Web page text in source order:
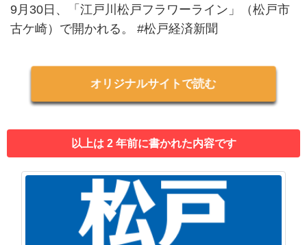
9月30日、「江戸川松戸フラワーライン」（松戸市
古ケ崎）で開かれる。 #松戸経済新聞
オリジナルサイトで読む
以上は 2 年前に書かれた内容です